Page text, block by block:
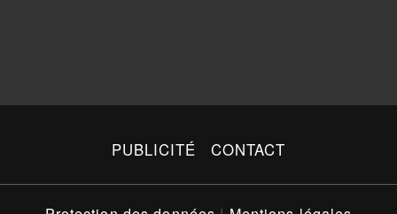
PUBLICITÉ CONTACT